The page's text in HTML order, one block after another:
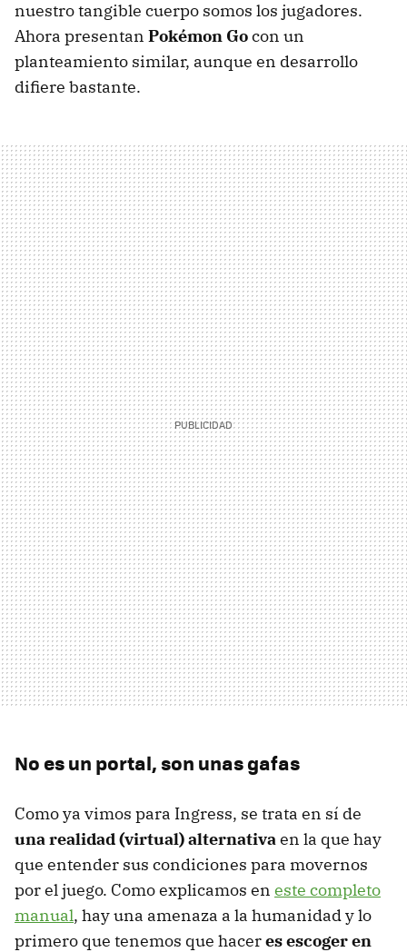
nuestro tangible cuerpo somos los jugadores.
Ahora presentan Pokémon Gocon un
planteamiento similar, aunque en desarrollo
difiere bastante.
No es un portal, son unas gafas
Como ya vimos para Ingress, se trata en sí de
una realidad (virtual) alternativaen la que hay
que entender sus condiciones para movernos
por el juego. Como explicamos en este completo
manual, hay una amenaza a la humanidad y lo
primero que tenemos que haceres escoger en